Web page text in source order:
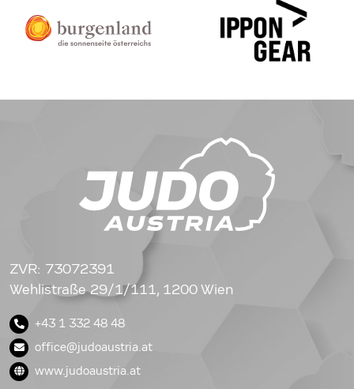
ZVR: 73072391
Wehlistraße 29/1/111, 1200 Wien
+43 1 332 48 48
office@judoaustria.at
www.judoaustria.at